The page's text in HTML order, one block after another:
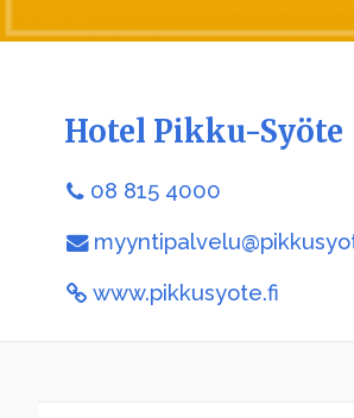
Hotel Pikku-Syöte
08 815 4000
www.pikkusyote.fi